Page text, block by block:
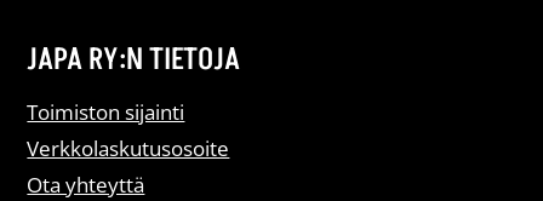
JAPA RY:N TIETOJA
Toimiston sijainti
Verkkolaskutusosoite
Ota yhteyttä